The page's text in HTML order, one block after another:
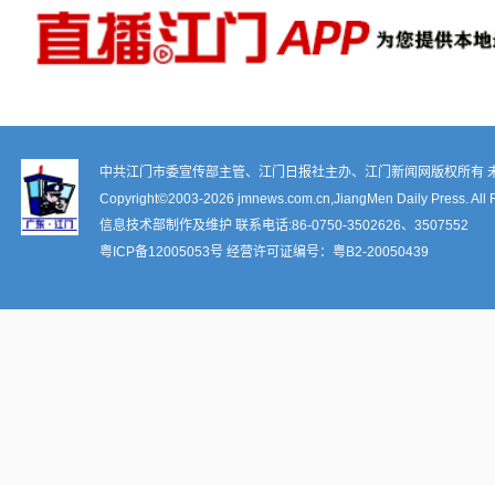
中共江门市委宣传部主管、江门日报社主办、江门新闻网版权所有
Copyright©2003-2026 jmnews.com.cn,JiangMen Daily Press. All
信息技术部制作及维护 联系电话:86-0750-3502626、3507552
粤ICP备12005053号 经营许可证编号： 粤B2-20050439